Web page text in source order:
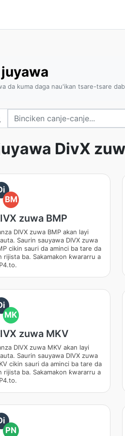
da kuma daga nau'ikan tsare-tsare
DivX
BM
zuwa BMP
DIVX zuwa BMP akan layi
Saurin sauyawa DIVX zuwa
cikin sauri da aminci ba tare da
rijista ba. Sakamakon ƙwararru a
MK
zuwa MKV
DIVX zuwa MKV akan layi
Saurin sauyawa DIVX zuwa
cikin sauri da aminci ba tare da
rijista ba. Sakamakon ƙwararru a
PN